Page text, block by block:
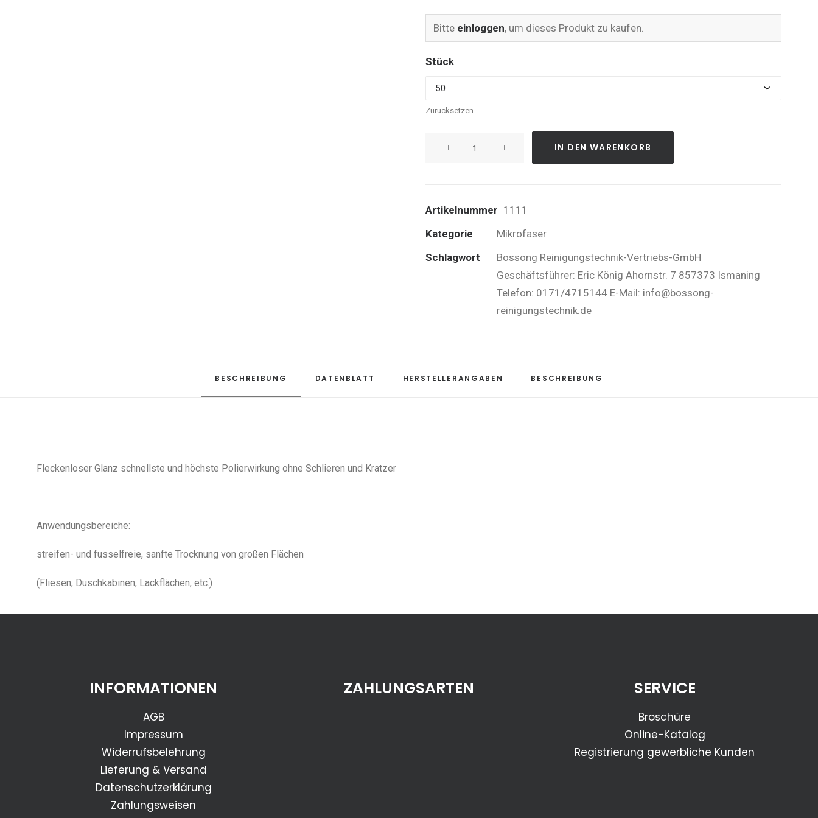
Bitte einloggen, um dieses Produkt zu kaufen.
Stück
Zurücksetzen
Menge
IN DEN WARENKORB
Artikelnummer 1111
Kategorie
Mikrofaser
Schlagwort
Bossong Reinigungstechnik-Vertriebs-GmbH
Geschäftsführer: Eric König Ahornstr. 7 857373 Ismaning
Telefon: 0171/4715144 E-Mail: info@bossong-
reinigungstechnik.de
BESCHREIBUNG DATENBLATT HERSTELLERANGABEN BESCHREIBUNG
Fleckenloser Glanz schnellste und höchste Polierwirkung ohne Schlieren und Kratzer
Anwendungsbereiche:
streifen- und fusselfreie, sanfte Trocknung von großen Flächen
(Fliesen, Duschkabinen, Lackflächen, etc.)
INFORMATIONEN
AGB
Impressum
Widerrufsbelehrung
Lieferung & Versand
Datenschutzerklärung
Zahlungsweisen
ZAHLUNGSARTEN SERVICE
Broschüre
Online-Katalog
Registrierung gewerbliche Kunden